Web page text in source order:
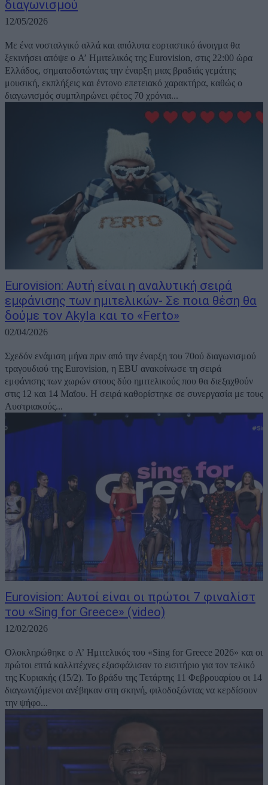
διαγωνισμού
12/05/2026
Με ένα νοσταλγικό αλλά και απόλυτα εορταστικό άνοιγμα θα
ξεκινήσει απόψε ο Α’ Ημιτελικός της Eurovision, στις 22:00 ώρα
Ελλάδος, σηματοδοτώντας την έναρξη μιας βραδιάς γεμάτης
μουσική, εκπλήξεις και έντονο επετειακό χαρακτήρα, καθώς ο
διαγωνισμός συμπληρώνει φέτος 70 χρόνια...
Eurovision: Αυτή είναι η αναλυτική σειρά
εμφάνισης των ημιτελικών- Σε ποια θέση θα
δούμε τον Akyla και το «Ferto»
02/04/2026
Σχεδόν ενάμιση μήνα πριν από την έναρξη του 70ού διαγωνισμού
τραγουδιού της Eurovision, η EBU ανακοίνωσε τη σειρά
εμφάνισης των χωρών στους δύο ημιτελικούς που θα διεξαχθούν
στις 12 και 14 Μαΐου. Η σειρά καθορίστηκε σε συνεργασία με τους
Αυστριακούς...
Eurovision: Αυτοί είναι οι πρώτοι 7 φιναλίστ
του «Sing for Greece» (video)
12/02/2026
Ολοκληρώθηκε ο Α’ Ημιτελικός του «Sing for Greece 2026» και οι
πρώτοι επτά καλλιτέχνες εξασφάλισαν το εισιτήριο για τον τελικό
της Κυριακής (15/2). Το βράδυ της Τετάρτης 11 Φεβρουαρίου οι 14
διαγωνιζόμενοι ανέβηκαν στη σκηνή, φιλοδοξώντας να κερδίσουν
την ψήφο...